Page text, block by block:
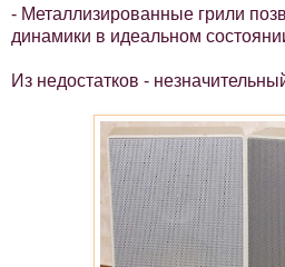
- Металлизированные грили
динамики в идеальном
Из недостатков -